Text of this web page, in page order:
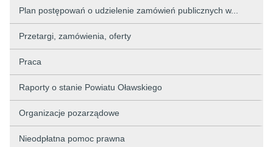
Plan postępowań o udzielenie zamówień publicznych w...
Przetargi, zamówienia, oferty
Praca
Raporty o stanie Powiatu Oławskiego
Organizacje pozarządowe
Nieodpłatna pomoc prawna